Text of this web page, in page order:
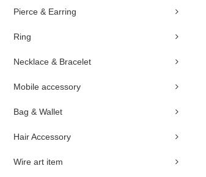
Pierce & Earring
Ring
Necklace & Bracelet
Mobile accessory
Bag & Wallet
Hair Accessory
Wire art item